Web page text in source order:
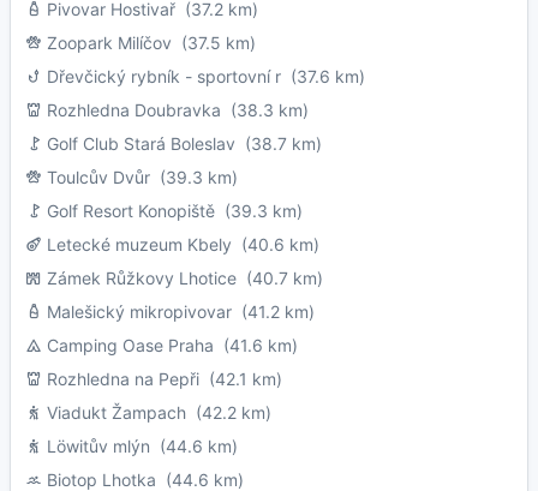
Pivovar Hostivař (37.2 km)
Zoopark Milíčov (37.5 km)
Dřevčický rybník - sportovní r (37.6 km)
Rozhledna Doubravka (38.3 km)
Golf Club Stará Boleslav (38.7 km)
Toulcův Dvůr (39.3 km)
Golf Resort Konopiště (39.3 km)
Letecké muzeum Kbely (40.6 km)
Zámek Růžkovy Lhotice (40.7 km)
Malešický mikropivovar (41.2 km)
Camping Oase Praha (41.6 km)
Rozhledna na Pepři (42.1 km)
Viadukt Žampach (42.2 km)
Löwitův mlýn (44.6 km)
Biotop Lhotka (44.6 km)